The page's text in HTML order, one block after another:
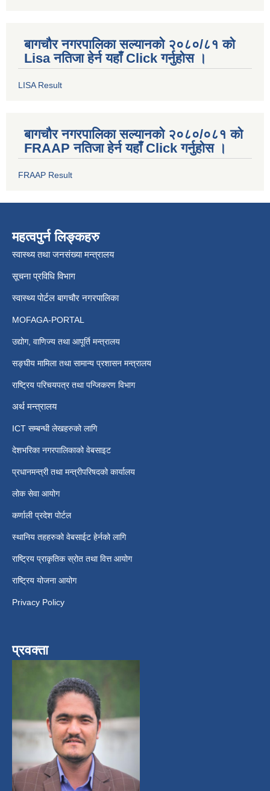
बागचौर नगरपालिका सल्यानको २०८०/८१ को
Lisa नतिजा हेर्न यहाँ Click गर्नुहोस ।
LISA Result
बागचौर नगरपालिका सल्यानको २०८०/०८१ को
FRAAP नतिजा हेर्न यहाँ Click गर्नुहोस ।
FRAAP Result
महत्वपुर्न लिङ्कहरु
स्वास्थ्य तथा जनसंख्या मन्त्रालय
सूचना प्रविधि विभाग
स्वास्थ्य पोर्टल बागचौर नगरपालिका
MOFAGA-PORTAL
उद्योग, वाणिज्य तथा आपूर्ति मन्त्रालय
सङ्घीय मामिला तथा सामान्य प्रशासन मन्त्रालय
राष्ट्रिय परिचयपत्र तथा पन्जिकरण विभाग
अर्थ मन्त्रालय
ICT सम्बन्धी लेखहरुको लागि
देशभरिका नगरपालिकाको वेबसाइट
प्रधानमन्त्री तथा मन्त्रीपरिषदको कार्यालय
लोक सेवा आयोग
कर्णाली प्रदेश पोर्टल
स्थानिय तहहरुको वेबसाईट हेर्नको लागि
राष्ट्रिय प्राकृतिक स्रोत तथा वित्त आयोग
राष्ट्रिय योजना आयोग
Privacy Policy
प्रवक्ता